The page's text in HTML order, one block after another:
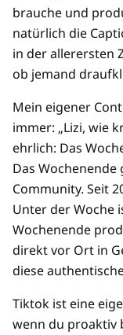
brauche und
natürlich die
in der allerersten
ob jemand
Mein eigener
immer: „Lizi, wie
ehrlich: Das
Das
Community. Seit
Unter der Woche
Wochenende
direkt vor Ort in
diese
Tiktok ist eine
wenn du proaktiv